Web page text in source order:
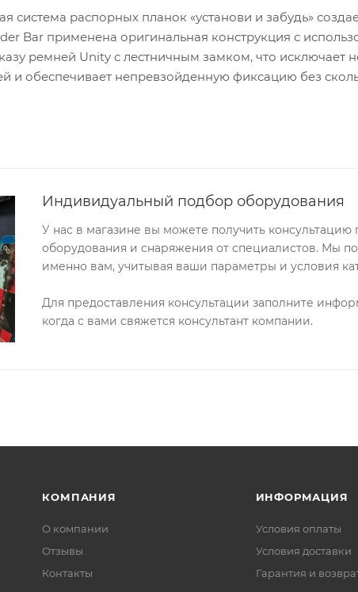
система распорных планок «установи и забудь»
Bar применена оригинальная конструкция с
ремней Unity с лестничным замком, что исключает
и обеспечивает непревзойденную фиксацию без
Индивидуальный подбор оборудования
У нас в магазине вы можете получить консультацию
оборудования и снаряжения от специалистов. Мы
именно вам, учитывая ваши параметры и условия
Для предоставления консультации заполните
когда с вами свяжется консультант компании.
КОМПАНИЯ
О компании
Отзывы
Контакты
ИНФОРМАЦИЯ
Условия оплаты
Условия доставки
Гарантия и